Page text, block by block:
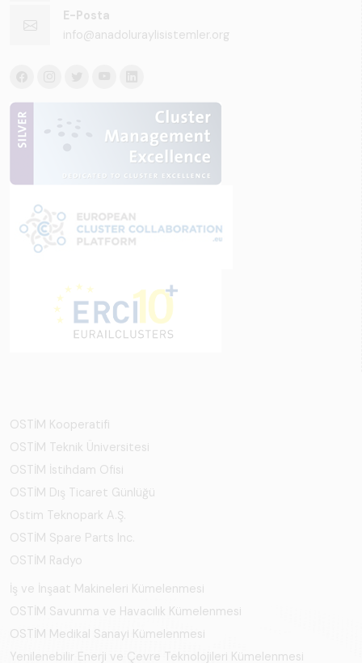
E-Posta
info@anadoluraylisistemler.org
OSTİM Kooperatifi
OSTİM Teknik Üniversitesi
OSTİM İstihdam Ofisi
OSTİM Dış Ticaret Günlüğü
Ostim Teknopark A.Ş.
OSTİM Spare Parts Inc.
OSTİM Radyo
İş ve İnşaat Makineleri Kümelenmesi
OSTİM Savunma ve Havacılık Kümelenmesi
OSTİM Medikal Sanayi Kümelenmesi
Yenilenebilir Enerji ve Çevre Teknolojileri Kümelenmesi